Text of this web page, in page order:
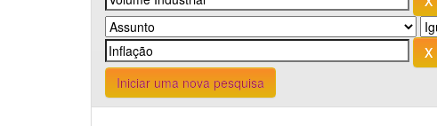
Iniciar uma nova pesquisa